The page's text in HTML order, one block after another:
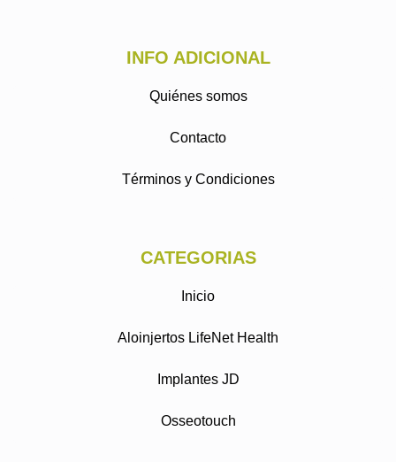
INFO ADICIONAL
Quiénes somos
Contacto
Términos y Condiciones
CATEGORIAS
Inicio
Aloinjertos LifeNet Health
Implantes JD
Osseotouch